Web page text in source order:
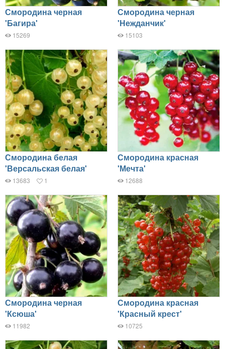
Смородина черная
'Багира'
15269
Смородина черная
'Нежданчик'
15103
Смородина белая
'Версальская белая'
13683 1
Смородина красная
'Мечта'
12688
Смородина черная
'Ксюша'
11982
Смородина красная
'Красный крест'
10725